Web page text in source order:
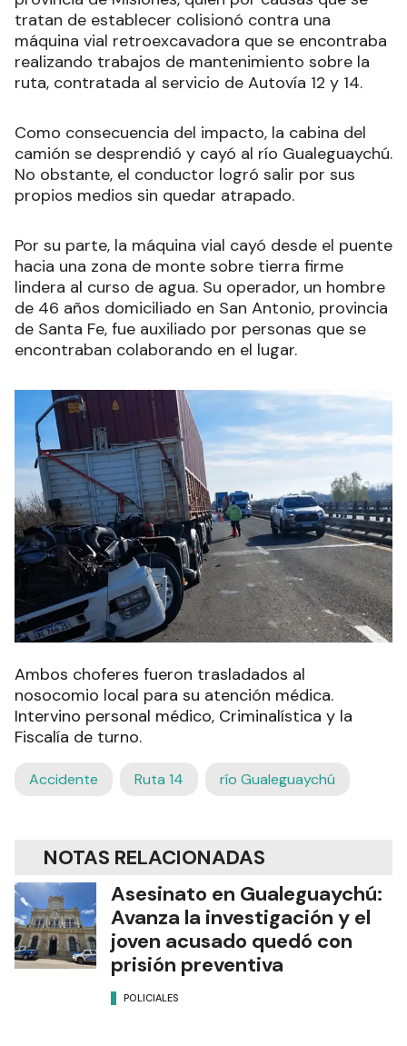
tratan de establecer colisionó contra una
máquina vial retroexcavadora que se encontraba
realizando trabajos de mantenimiento sobre la
ruta, contratada al servicio de Autovía 12 y 14.
Como consecuencia del impacto, la cabina del
camión se desprendió y cayó al río Gualeguaychú.
No obstante, el conductor logró salir por sus
propios medios sin quedar atrapado.
Por su parte, la máquina vial cayó desde el puente
hacia una zona de monte sobre tierra firme
lindera al curso de agua. Su operador, un hombre
de 46 años domiciliado en San Antonio, provincia
de Santa Fe, fue auxiliado por personas que se
encontraban colaborando en el lugar.
Ambos choferes fueron trasladados al
nosocomio local para su atención médica.
Intervino personal médico, Criminalística y la
Fiscalía de turno.
Accidente Ruta 14 río Gualeguaychú
NOTAS RELACIONADAS
Asesinato en Gualeguaychú:
Avanza la investigación y el
joven acusado quedó con
prisión preventiva
POLICIALES